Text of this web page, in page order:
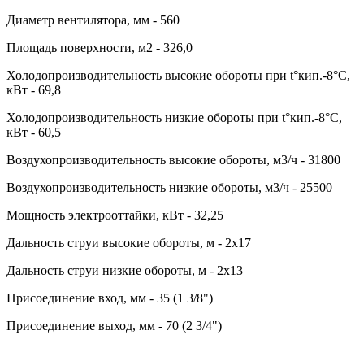
Диаметр вентилятора, мм - 560
Площадь поверхности, м2 - 326,0
Холодопроизводительность высокие обороты при t°кип.-8°С,
кВт - 69,8
Холодопроизводительность низкие обороты при t°кип.-8°С,
кВт - 60,5
Воздухопроизводительность высокие обороты, м3/ч - 31800
Воздухопроизводительность низкие обороты, м3/ч - 25500
Мощность электрооттайки, кВт - 32,25
Дальность струи высокие обороты, м - 2x17
Дальность струи низкие обороты, м - 2x13
Присоединение вход, мм - 35 (1 3/8")
Присоединение выход, мм - 70 (2 3/4")